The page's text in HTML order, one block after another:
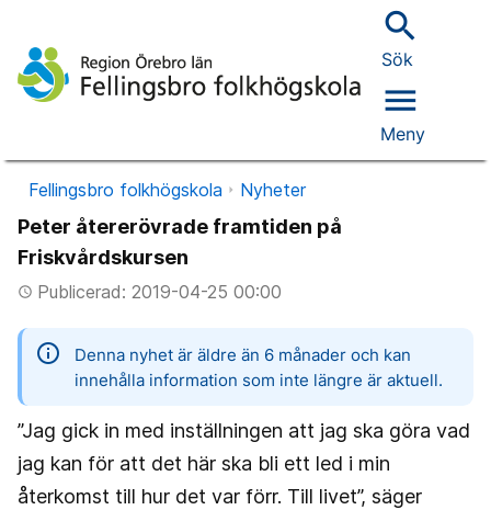
search
Sök
menu
Meny
Fellingsbro folkhögskola Nyheter
Peter återerövrade framtiden på
Friskvårdskursen
access_timePublicerad: 2019-04-25 00:00
information
Denna nyhet är äldre än 6 månader och kan
innehålla information som inte längre är aktuell.
”Jag gick in med inställningen att jag ska göra vad
jag kan för att det här ska bli ett led i min
återkomst till hur det var förr. Till livet”, säger